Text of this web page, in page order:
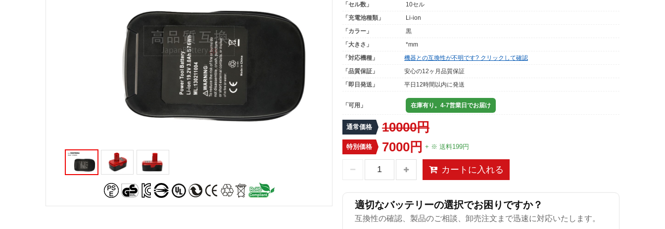
「セル数」
10セル
「充電池種類」
Li-ion
「カラー」
黒
「大きさ」
*mm
「対応機種」
機器との互換性が不明です? クリックして確認
「品質保証」
安心の12ヶ月品質保証
「即日発送」
平日12時間以内に発送
「可用」 在庫有り。4-7営業日でお届け
通常価格 10000円
特別価格 7000円 + ※ 送料199円
カートに入れる
適切なバッテリーの選択でお困りですか？
互換性の確認、製品のご相談、卸売注文まで迅速に対応いたします。